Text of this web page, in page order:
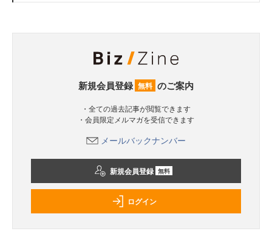
新規会員登録 無料 のご案内
・全ての過去記事が閲覧できます
・会員限定メルマガを受信できます
メールバックナンバー
新規会員登録 無料
ログイン